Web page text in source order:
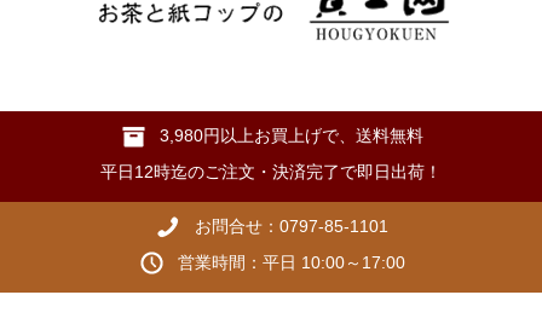
3,980円以上お買上げで、送料無料
平日12時迄のご注文・決済完了で即日出荷！
お問合せ：0797-85-1101
営業時間：平日 10:00～17:00